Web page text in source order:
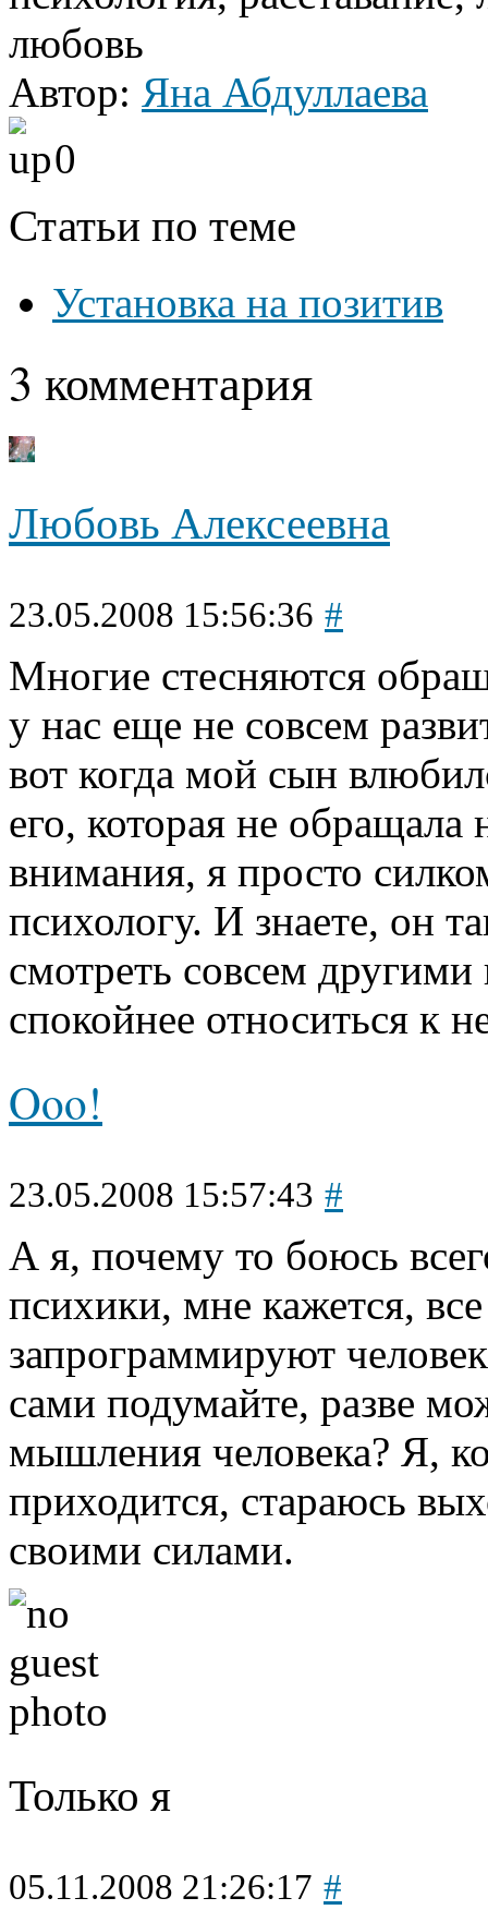
любовь
Автор: Яна Абдуллаева
0
Статьи по теме
Установка на позитив
3 комментария
Любовь Алексеевна
23.05.2008 15:56:36 #
Многие стесняются
у нас еще не совсем
вот когда мой сын
его, которая не
внимания, я просто
психологу. И знаете, он
смотреть совсем другими
спокойнее относиться к
Ooo!
23.05.2008 15:57:43 #
А я, почему то боюсь
психики, мне кажется,
запрограммируют
сами подумайте, разве
мышления человека? Я,
приходится, стараюсь
своими силами.
Только я
05.11.2008 21:26:17 #